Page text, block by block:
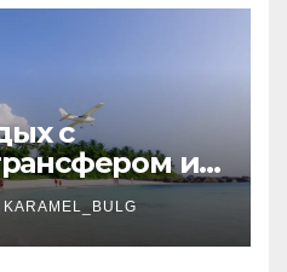
с
и
в
Таиланде
KARAMEL_BULG